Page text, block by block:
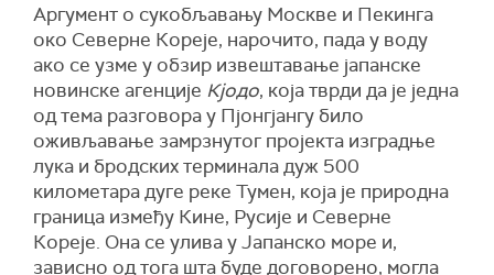
Аргумент о сукобљавању Москве и Пекинга
око Северне Кореје, нарочито, пада у воду
ако се узме у обзир извештавање јапанске
новинске агенције Кјодо, која тврди да је једна
од тема разговора у Пјонгјангу било
оживљавање замрзнутог пројекта изградње
лука и бродских терминала дуж 500
километара дуге реке Тумен, која је природна
граница између Кине, Русије и Северне
Кореје. Она се улива у Јапанско море и,
зависно од тога шта буде договорено, могла